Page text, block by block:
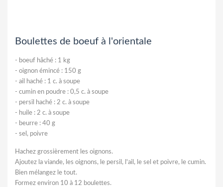
Boulettes de boeuf à l'orientale
- boeuf hâché : 1 kg
- oignon émincé : 150 g
- ail haché : 1 c. à soupe
- cumin en poudre : 0,5 c. à soupe
- persil haché : 2 c. à soupe
- huile : 2 c. à soupe
- beurre : 40 g
- sel, poivre
Hachez grossièrement les oignons.
Ajoutez la viande, les oignons, le persil, l'ail, le sel et poivre, le cumin.
Bien mélangez le tout.
Formez environ 10 à 12 boulettes.